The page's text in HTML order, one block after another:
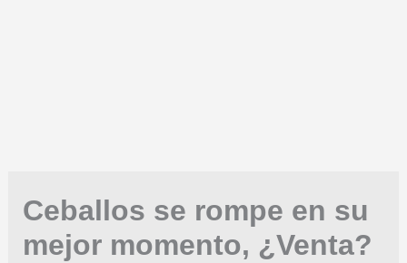
Ceballos se rompe en su
mejor momento, ¿Venta?